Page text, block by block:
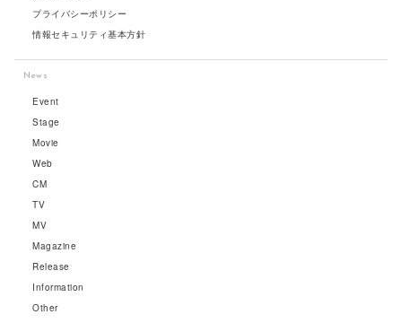
プライバシーポリシー
情報セキュリティ基本方針
News
Event
Stage
Movie
Web
CM
TV
MV
Magazine
Release
Information
Other